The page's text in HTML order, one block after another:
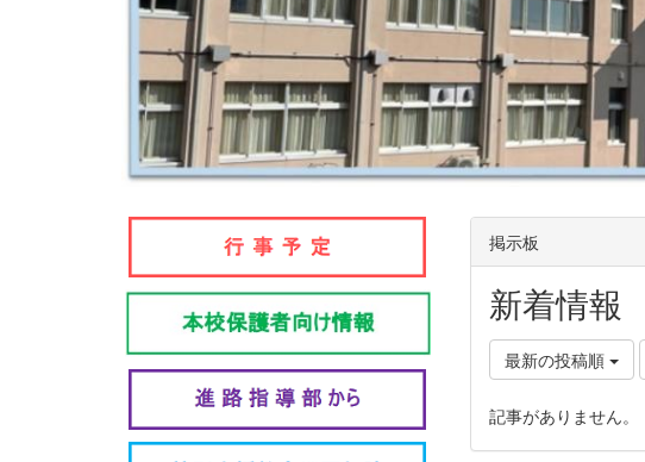
掲示板
新着情報
最新の投稿順
記事がありません。